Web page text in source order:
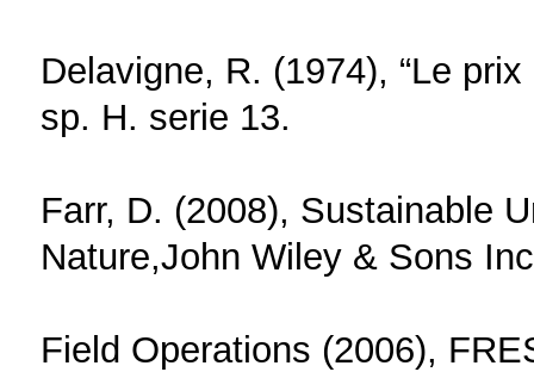
Delavigne, R. (1974), “Le
sp. H. serie 13.
Farr, D. (2008), Sustainable
Nature,John Wiley & Sons
Field Operations (2006),